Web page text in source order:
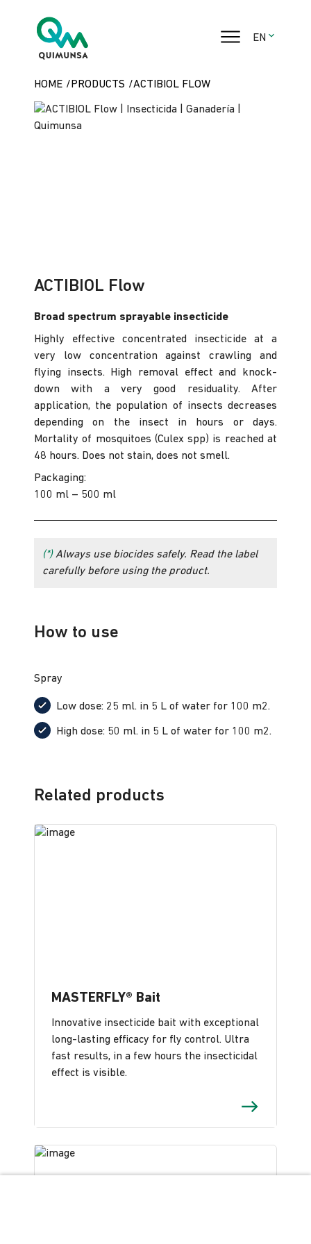
EN
HOME PRODUCTS ACTIBIOL FLOW
ACTIBIOL Flow
Broad spectrum sprayable insecticide
Highly effective concentrated insecticide at a
very low concentration against crawling and
flying insects. High removal effect and knock-
down with a very good residuality. After
application, the population of insects decreases
depending on the insect in hours or days.
Mortality of mosquitoes (Culex spp) is reached at
48 hours. Does not stain, does not smell.
Packaging:
100 ml – 500 ml
(*)Always use biocides safely. Read the label
carefully before using the product.
How to use
Spray
Low dose: 25 ml. in 5 L of water for 100 m2.
High dose: 50 ml. in 5 L of water for 100 m2.
Related products
MASTERFLY® Bait
Innovative insecticide bait with exceptional
long-lasting efficacy for fly control. Ultra
fast results, in a few hours the insecticidal
effect is visible.